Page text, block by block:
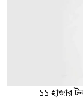
১১ হাজার